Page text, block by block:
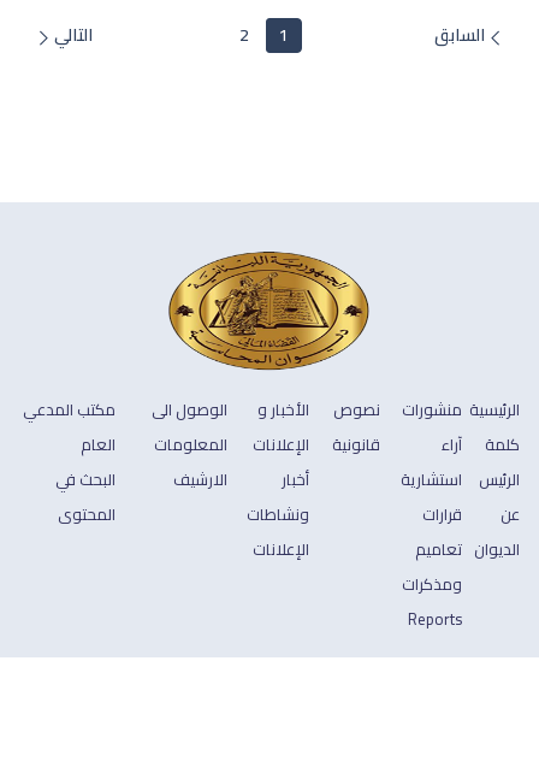
السابق 1
2 التالي
الرئيسية
كلمة
الرئيس
عن
الديوان
منشورات
آراء
استشارية
قرارات
تعاميم
ومذكرات
Reports
نصوص
قانونية
الأخبار و
الإعلانات
أخبار
ونشاطات
الإعلانات
الوصول الى
المعلومات
الارشيف
مكتب المدعي
العام
البحث في
المحتوى